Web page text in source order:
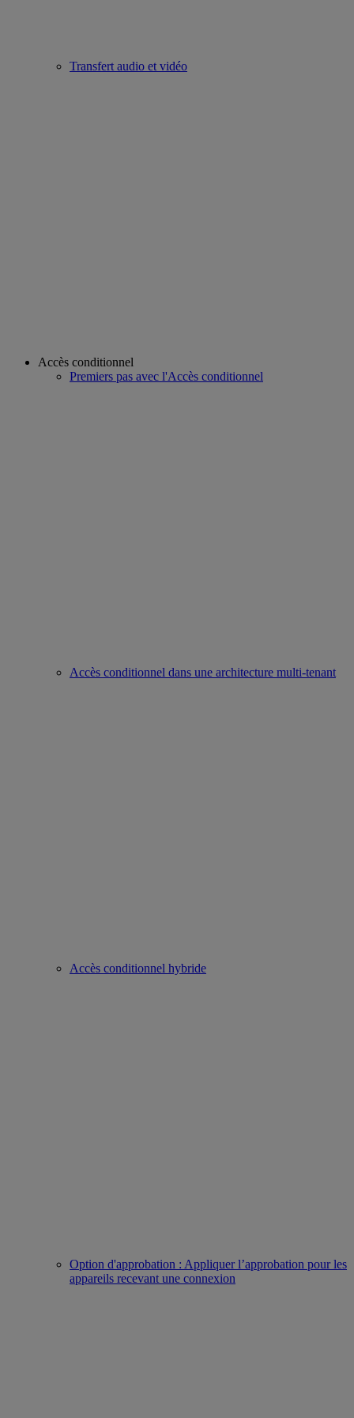
Transfert audio et vidéo
Accès conditionnel
Premiers pas avec l'Accès conditionnel
Accès conditionnel dans une architecture multi-tenant
Accès conditionnel hybride
Option d'approbation : Appliquer l’approbation pour les
appareils recevant une connexion